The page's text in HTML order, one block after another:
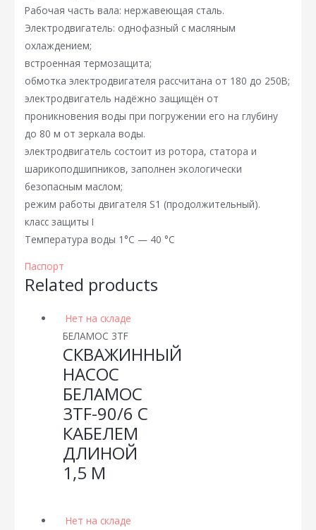
Рабочая часть вала: нержавеющая сталь.
Электродвигатель: однофазный с масляным
охлаждением;
встроенная термозащита;
обмотка электродвигателя рассчитана от 180 до 250В;
электродвигатель надёжно защищён от
проникновения воды при погружении его на глубину
до 80 м от зеркала воды.
электродвигатель состоит из ротора, статора и
шарикоподшипников, заполнен экологически
безопасным маслом;
режим работы двигателя S1 (продолжительный).
класс защиты I
Температура воды 1°С — 40 °С
Паспорт
Related products
Нет на складе
БЕЛАМОС 3TF
СКВАЖИННЫЙ
НАСОС
БЕЛАМОС
3TF-90/6 С
КАБЕЛЕМ
ДЛИНОЙ
1,5 М
Нет на складе